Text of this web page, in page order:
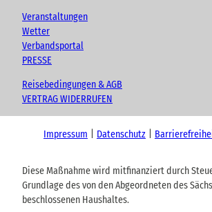
Veranstaltungen
Wetter
Verbandsportal
PRESSE
Reisebedingungen & AGB
VERTRAG WIDERRUFEN
Impressum Datenschutz
Diese Maßnahme wird mitfinanziert durch
Grundlage des von den Abgeordneten des
beschlossenen Haushaltes.